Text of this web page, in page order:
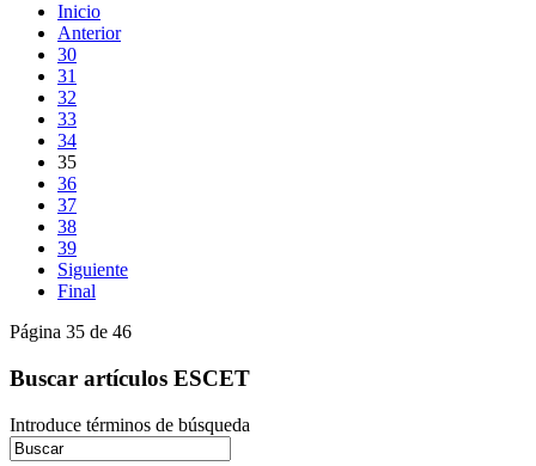
Inicio
Anterior
30
31
32
33
34
35
36
37
38
39
Siguiente
Final
Página 35 de 46
Buscar artículos ESCET
Introduce términos de búsqueda